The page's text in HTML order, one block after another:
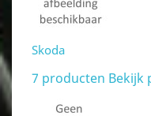
Skoda
7 producten Bekijk